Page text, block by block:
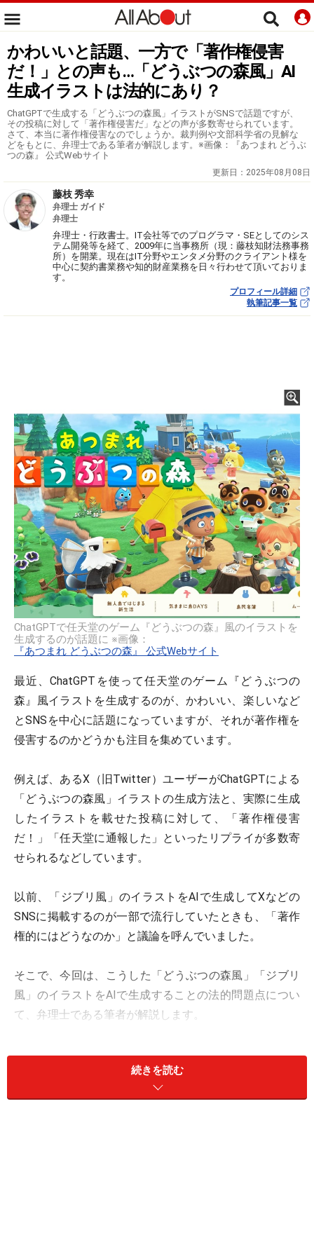
かわいいと話題、一方で「著作権侵害
だ！」との声も…「どうぶつの森風」AI
生成イラストは法的にあり？
ChatGPTで生成する「どうぶつの森風」イラストがSNSで話題ですが、
その投稿に対して「著作権侵害だ」などの声が多数寄せられています。
さて、本当に著作権侵害なのでしょうか。裁判例や文部科学省の見解な
どをもとに、弁理士である筆者が解説します。※画像：『あつまれ どうぶ
つの森』 公式Webサイト
更新日： 2025年08月08日
藤枝 秀幸
弁理士 ガイド
弁理士
弁理士・行政書士。IT会社等でのプログラマ・SEとしてのシス
テム開発等を経て、2009年に当事務所（現：藤枝知財法務事務
所）を開業。現在はIT分野やエンタメ分野のクライアント様を
中心に契約書業務や知的財産業務を日々行わせて頂いておりま
す。
プロフィール詳細
執筆記事一覧
ChatGPTで任天堂のゲーム『どうぶつの森』風のイラストを
生成するのが話題に ※画像：
『あつまれ どうぶつの森』 公式Webサイト
最近、ChatGPTを使って任天堂のゲーム『どうぶつの
森』風イラストを生成するのが、かわいい、楽しいなど
とSNSを中心に話題になっていますが、それが著作権を
侵害するのかどうかも注目を集めています。
例えば、あるX（旧Twitter）ユーザーがChatGPTによる
「どうぶつの森風」イラストの生成方法と、実際に生成
したイラストを載せた投稿に対して、「著作権侵害
だ！」「任天堂に通報した」といったリプライが多数寄
せられるなどしています。
以前、「ジブリ風」のイラストをAIで生成してXなどの
SNSに掲載するのが一部で流行していたときも、「著作
権的にはどうなのか」と議論を呼んでいました。
そこで、今回は、こうした「どうぶつの森風」「ジブリ
風」のイラストをAIで生成することの法的問題点につい
て、弁理士である筆者が解説します。
絵柄や画風が似ている場合の法的な考え方
今SNSで話題の「どうぶつの森風」イラストは、AIで生
成されたイラストが『どうぶつの森』のような絵柄・画
続きを読む